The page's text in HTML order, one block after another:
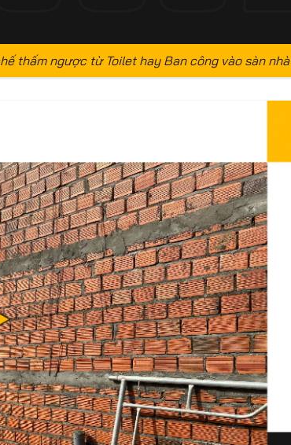
thấm ngược từ Toilet hay Ban công vào sàn nhà